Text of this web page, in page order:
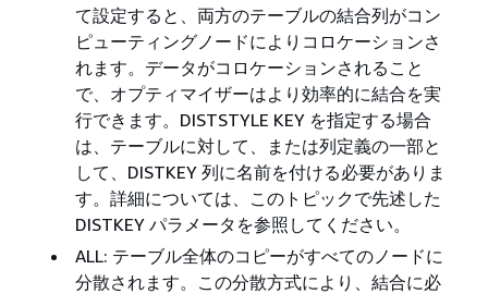
て設定すると、両方のテーブルの結合列がコン
ピューティングノードによりコロケーションさ
れます。データがコロケーションされること
で、オプティマイザーはより効率的に結合を実
行できます。DISTSTYLE KEY を指定する場合
は、テーブルに対して、または列定義の一部と
して、DISTKEY 列に名前を付ける必要がありま
す。詳細については、このトピックで先述した
DISTKEY パラメータを参照してください。
ALL: テーブル全体のコピーがすべてのノードに
分散されます。この分散方式により、結合に必